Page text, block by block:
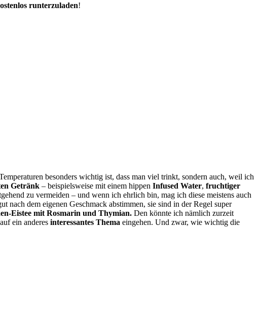
runterzuladen!
besonders wichtig ist, dass man viel trinkt, sondern auch, weil ich
Getränk – beispielsweise mit einem hippen Infused Water, fruchtiger
zu vermeiden – und wenn ich ehrlich bin, mag ich diese meistens auch
nach dem eigenen Geschmack abstimmen, sie sind in der Regel super
Eistee mit Rosmarin und Thymian. Den könnte ich nämlich zurzeit
ein anderes interessantes Thema eingehen. Und zwar, wie wichtig die